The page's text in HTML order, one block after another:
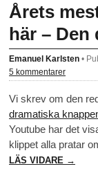
Årets
här – Den
Emanuel Karlsten •
5 kommentarer
Vi skrev om den
dramatiska
Youtube har det
klippet alla pratar
LÄS VIDARE →